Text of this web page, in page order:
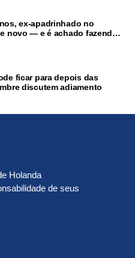
ex-apadrinhado no
novo — e é achado fazendo
ficar para depois das
discutem adiamento
Holanda
de seus